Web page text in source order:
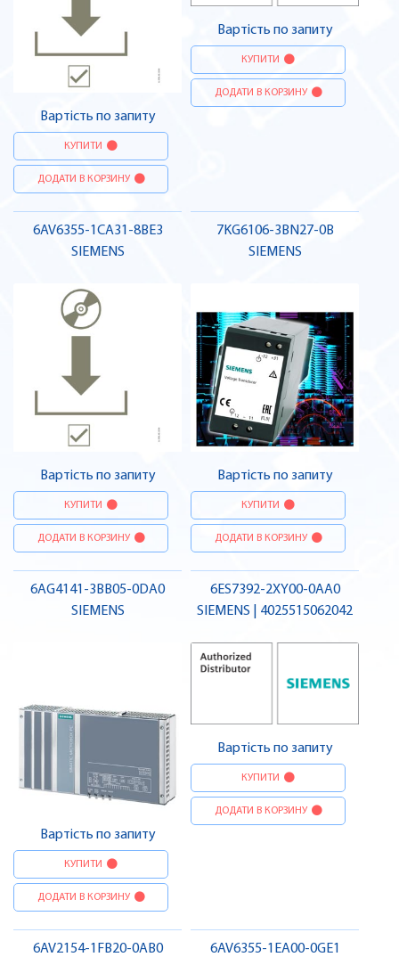
Вартість по запиту
КУПИТИ
ДОДАТИ В КОРЗИНУ
Вартість по запиту
КУПИТИ
ДОДАТИ В КОРЗИНУ
6AV6355-1CA31-8BE3
SIEMENS
Вартість по запиту
КУПИТИ
ДОДАТИ В КОРЗИНУ
7KG6106-3BN27-0B
SIEMENS
Вартість по запиту
КУПИТИ
ДОДАТИ В КОРЗИНУ
6AG4141-3BB05-0DA0
SIEMENS
Вартість по запиту
КУПИТИ
ДОДАТИ В КОРЗИНУ
6ES7392-2XY00-0AA0
SIEMENS | 4025515062042
Вартість по запиту
КУПИТИ
ДОДАТИ В КОРЗИНУ
6AV2154-1FB20-0AB0
6AV6355-1EA00-0GE1